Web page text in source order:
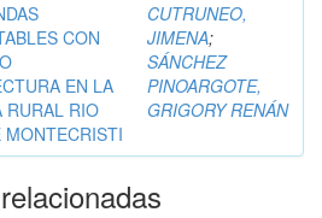
CON
EN LA
RURAL RIO
MONTECRISTI
CUTRUNEO,
JIMENA;
SÁNCHEZ
PINOARGOTE,
GRIGORY RENÁN